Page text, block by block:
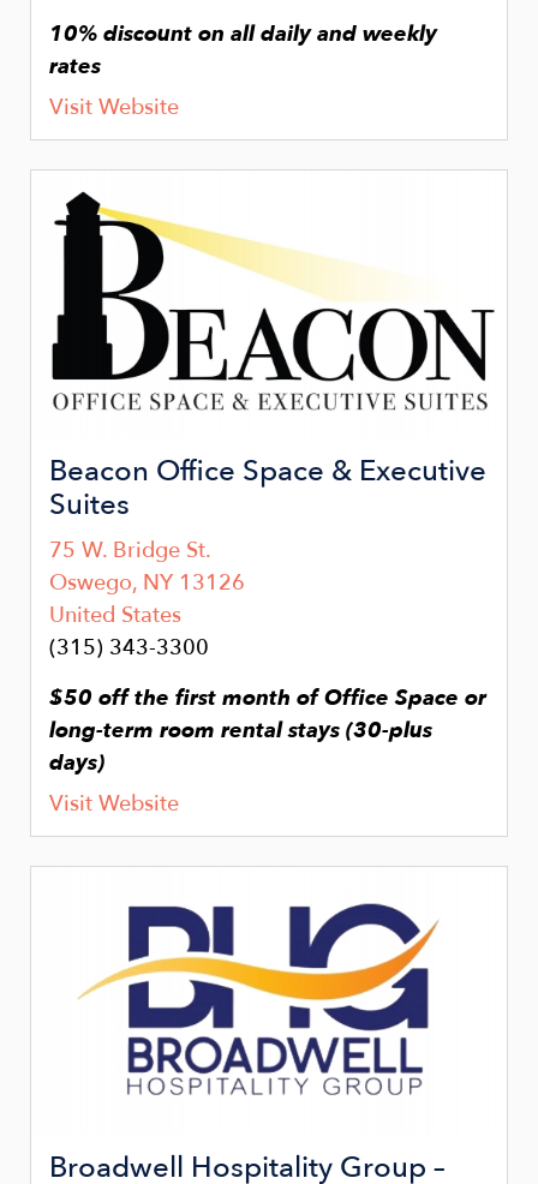
10% discount on all daily and weekly
rates
Visit Website
Beacon Office Space & Executive
Suites
75 W. Bridge St.
Oswego, NY 13126
United States
(315) 343-3300
$50 off the first month of Office Space or
long-term room rental stays (30-plus
days)
Visit Website
Broadwell Hospitality Group –